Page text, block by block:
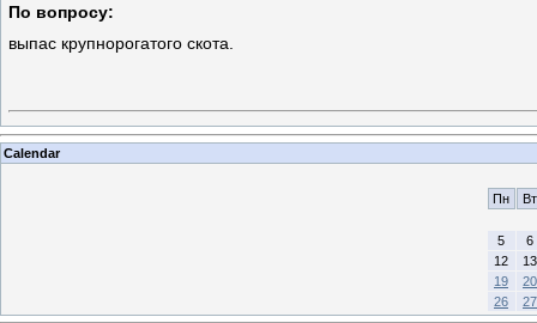
По вопросу:
выпас крупнорогатого скота.
Calendar
Пн Вт
5
6
12
13
19
20
26
27